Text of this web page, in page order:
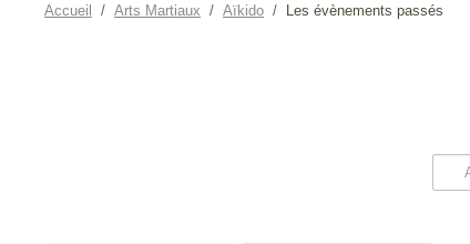
Accueil Arts Martiaux Aïkido Les évènements passés